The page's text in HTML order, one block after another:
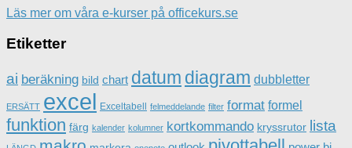
Läs mer om våra e-kurser på officekurs.se
Etiketter
ai beräkning bild chart datum diagram dubbletter
ERSÄTT excel Exceltabell felmeddelande filter format formel
funktion färg kalender kolumner kortkommando kryssrutor lista